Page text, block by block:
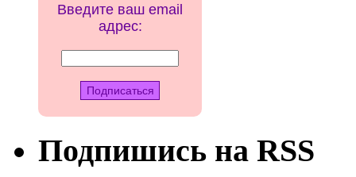
Введите ваш email
адрес:
Подпишись на RSS